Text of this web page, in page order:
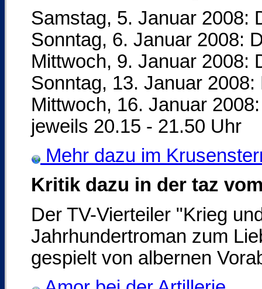
Samstag, 5. Januar 2008:
Sonntag, 6. Januar 2008:
Mittwoch, 9. Januar 2008:
Sonntag, 13. Januar 2008:
Mittwoch, 16. Januar
jeweils 20.15 - 21.50 Uhr
Mehr dazu im
Kritik dazu in der taz
Der TV-Vierteiler "Krieg
Jahrhundertroman zum
gespielt von albernen